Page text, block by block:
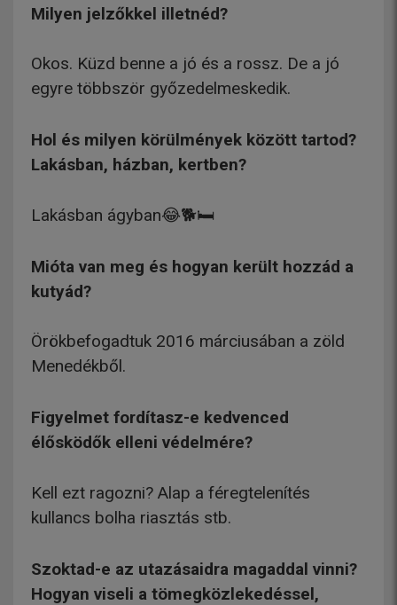
Milyen jelzőkkel illetnéd?
Okos. Küzd benne a jó és a rossz. De a jó
egyre többször győzedelmeskedik.
Hol és milyen körülmények között tartod?
Lakásban, házban, kertben?
Lakásban ágyban😂🐕🛏
Mióta van meg és hogyan került hozzád a
kutyád?
Örökbefogadtuk 2016 márciusában a zöld
Menedékből.
Figyelmet fordítasz-e kedvenced
élősködők elleni védelmére?
Kell ezt ragozni? Alap a féregtelenítés
kullancs bolha riasztás stb.
Szoktad-e az utazásaidra magaddal vinni?
Hogyan viseli a tömegközlekedéssel,